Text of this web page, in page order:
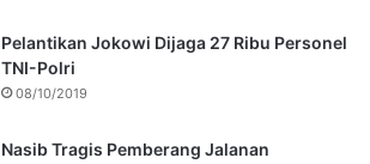
Pelantikan Jokowi Dijaga 27 Ribu Personel
TNI-Polri
08/10/2019
Nasib Tragis Pemberang Jalanan